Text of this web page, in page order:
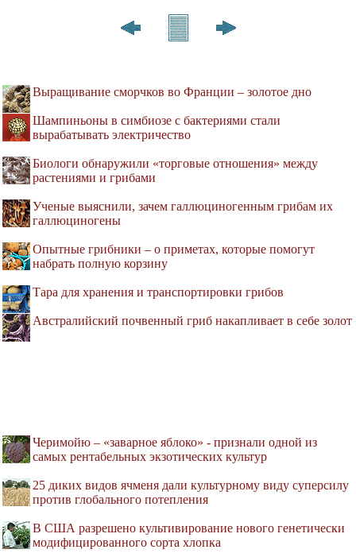
Выращивание сморчков во Франции – золотое дно
Шампиньоны в симбиозе с бактериями стали
вырабатывать электричество
Биологи обнаружили «торговые отношения» между
растениями и грибами
Ученые выяснили, зачем галлюциногенным грибам их
галлюциногены
Опытные грибники – о приметах, которые помогут
набрать полную корзину
Тара для хранения и транспортировки грибов
Австралийский почвенный гриб накапливает в себе золот
Черимойю – «заварное яблоко» - признали одной из
самых рентабельных экзотических культур
25 диких видов ячменя дали культурному виду суперсилу
против глобального потепления
В США разрешено культивирование нового генетически
модифицированного сорта хлопка